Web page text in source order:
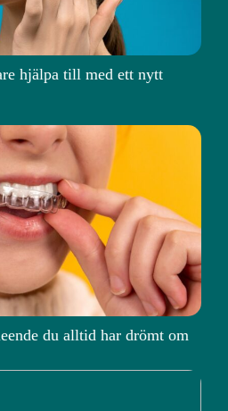
hjälpa till med ett nytt
du alltid har drömt om